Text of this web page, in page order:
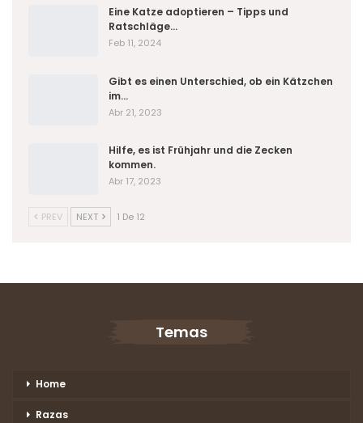
Eine Katze adoptieren – Tipps und
Ratschläge…
Feb 11, 2024
Gibt es einen Unterschied, ob ein Kätzchen
im…
Abr 21, 2023
Hilfe, es ist Frühjahr und die Zecken
kommen.
Abr 17, 2023
PREV NEXT 1 De 12
Temas
Home
Razas